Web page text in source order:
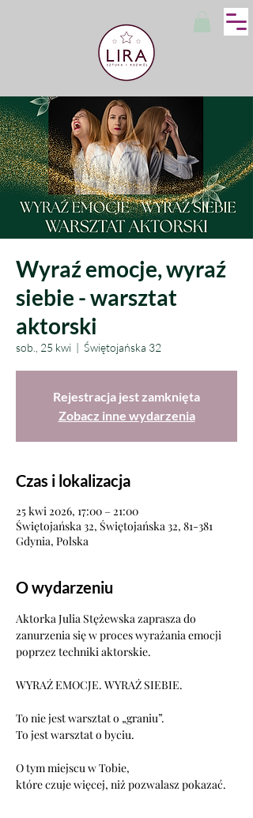
Wyraź emocje, wyraź
siebie - warsztat
aktorski
sob., 25 kwi
  |
Świętojańska 32
Rejestracja jest zamknięta
Zobacz inne wydarzenia
Czas i lokalizacja
25 kwi 2026, 17:00 – 21:00
Świętojańska 32, Świętojańska 32, 81-381
Gdynia, Polska
O wydarzeniu
Aktorka Julia Stężewska zaprasza do
zanurzenia się w proces wyrażania emocji
poprzez techniki aktorskie.
WYRAŹ EMOCJE. WYRAŹ SIEBIE.
To nie jest warsztat o „graniu”.
To jest warsztat o byciu.
O tym miejscu w Tobie,
które czuje więcej, niż pozwalasz pokazać.